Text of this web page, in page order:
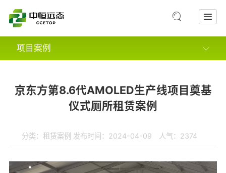
项目案例
景区案例
租赁案例
京东方第8.6代AMOLED生产线项目奠基
仪式厕所租赁案例
分类： 租赁案例 发布时间：2024-04-09 人气：2374